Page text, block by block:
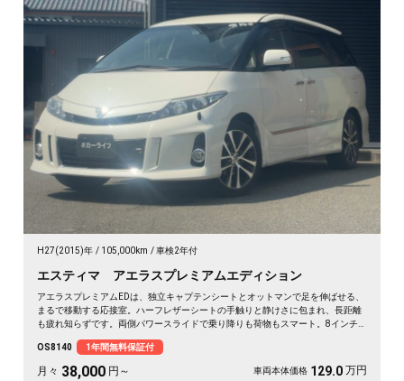
H27(2015)年 105,000km 車検2年付
エスティマ アエラスプレミアムエディション
アエラスプレミアムEDは、独立キャプテンシートとオットマンで足を伸ばせる、
まるで移動する応接室。ハーフレザーシートの手触りと静けさに包まれ、長距離
も疲れ知らずです。両側パワースライドで乗り降りも荷物もスマート。8インチ
パールの艶やかなボディが週末を格上げしてくれます。心地よさで選ぶなら《1
年保証付》💺✨🚗🎵💎
OS8140 1年間無料保証付
月々 38,000 円～ 車両本体価格 129.0 万円